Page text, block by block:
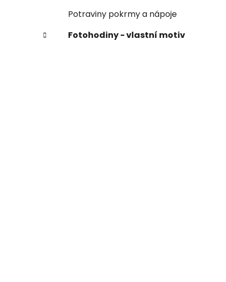
Potraviny pokrmy a nápoje
Fotohodiny - vlastní motiv